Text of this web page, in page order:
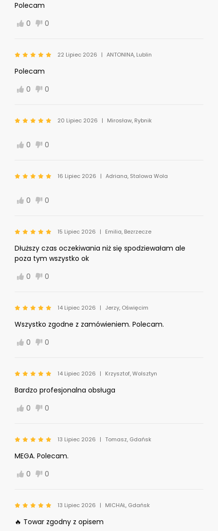
Polecam
0
0
22 Lipiec 2026 ANTONINA, Lublin
Polecam
0
0
20 Lipiec 2026 Mirosław, Rybnik
0 0
16 Lipiec 2026 Adriana, Stalowa Wola
0 0
15 Lipiec 2026 Emilia, Bezrzecze
Dłuższy czas oczekiwania niż się spodziewałam ale
poza tym wszystko ok
0
0
14 Lipiec 2026 Jerzy, Oświęcim
Wszystko zgodne z zamówieniem. Polecam.
0
0
14 Lipiec 2026 Krzysztof, Wolsztyn
Bardzo profesjonalna obsługa
0
0
13 Lipiec 2026 Tomasz, Gdańsk
MEGA. Polecam.
0
0
13 Lipiec 2026 MICHAŁ, Gdańsk
🔥 Towar zgodny z opisem